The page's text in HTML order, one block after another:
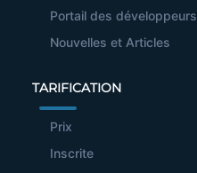
Portail des développeurs
Nouvelles et Articles
TARIFICATION
Prix
Inscrite